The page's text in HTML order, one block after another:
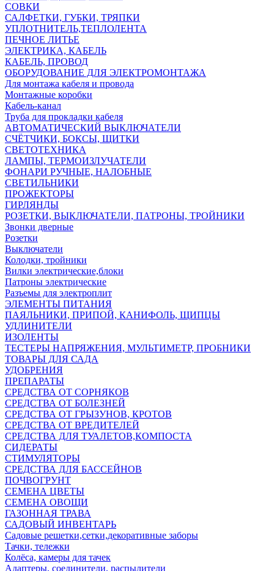
СОВКИ
САЛФЕТКИ, ГУБКИ, ТРЯПКИ
УПЛОТНИТЕЛЬ,ТЕПЛОЛЕНТА
ПЕЧНОЕ ЛИТЬЕ
ЭЛЕКТРИКА, КАБЕЛЬ
КАБЕЛЬ, ПРОВОД
ОБОРУДОВАНИЕ ДЛЯ ЭЛЕКТРОМОНТАЖА
Для монтажа кабеля и провода
Монтажные коробки
Кабель-канал
Труба для прокладки кабеля
АВТОМАТИЧЕСКИЙ ВЫКЛЮЧАТЕЛИ
СЧЁТЧИКИ, БОКСЫ, ЩИТКИ
СВЕТОТЕХНИКА
ЛАМПЫ, ТЕРМОИЗЛУЧАТЕЛИ
ФОНАРИ РУЧНЫЕ, НАЛОБНЫЕ
СВЕТИЛЬНИКИ
ПРОЖЕКТОРЫ
ГИРЛЯНДЫ
РОЗЕТКИ, ВЫКЛЮЧАТЕЛИ, ПАТРОНЫ, ТРОЙНИКИ
Звонки дверные
Розетки
Выключатели
Колодки, тройники
Вилки электрические,блоки
Патроны электрические
Разъемы для электроплит
ЭЛЕМЕНТЫ ПИТАНИЯ
ПАЯЛЬНИКИ, ПРИПОЙ, КАНИФОЛЬ, ЩИПЦЫ
УДЛИНИТЕЛИ
ИЗОЛЕНТЫ
ТЕСТЕРЫ НАПРЯЖЕНИЯ, МУЛЬТИМЕТР, ПРОБНИКИ
ТОВАРЫ ДЛЯ САДА
УДОБРЕНИЯ
ПРЕПАРАТЫ
СРЕДСТВА ОТ СОРНЯКОВ
СРЕДСТВА ОТ БОЛЕЗНЕЙ
СРЕДСТВА ОТ ГРЫЗУНОВ, КРОТОВ
СРЕДСТВА ОТ ВРЕДИТЕЛЕЙ
СРЕДСТВА ДЛЯ ТУАЛЕТОВ,КОМПОСТА
СИДЕРАТЫ
СТИМУЛЯТОРЫ
СРЕДСТВА ДЛЯ БАССЕЙНОВ
ПОЧВОГРУНТ
СЕМЕНА ЦВЕТЫ
СЕМЕНА ОВОЩИ
ГАЗОННАЯ ТРАВА
САДОВЫЙ ИНВЕНТАРЬ
Садовые решетки,сетки,декоративные заборы
Тачки, тележки
Колёса, камеры для тачек
Адаптеры, соединители, распылители